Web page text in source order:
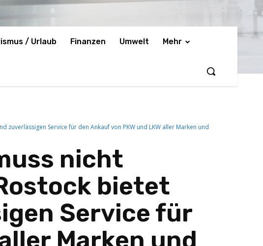
/ Urlaub Finanzen Umwelt Mehr
Service für den Ankauf von PKW und LKW aller Marken und
nicht
bietet
Service für
Marken und